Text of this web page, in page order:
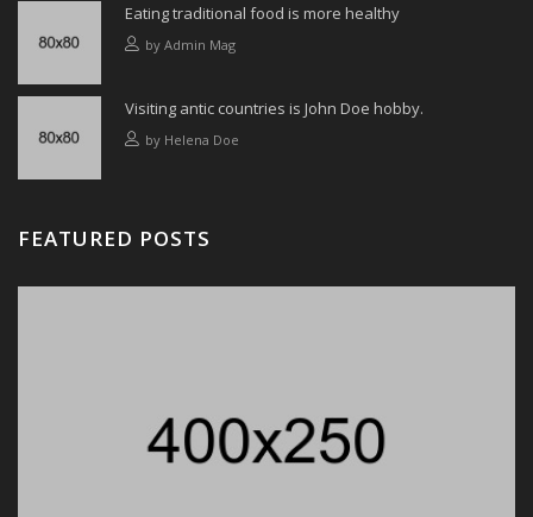
Eating traditional food is more healthy
by Admin Mag
Visiting antic countries is John Doe hobby.
by Helena Doe
FEATURED POSTS